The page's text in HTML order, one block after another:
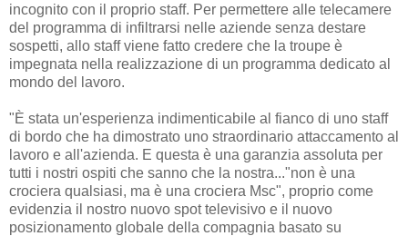
incognito con il proprio staff. Per permettere alle telecamere
del programma di infiltrarsi nelle aziende senza destare
sospetti, allo staff viene fatto credere che la troupe è
impegnata nella realizzazione di un programma dedicato al
mondo del lavoro.
"È stata un'esperienza indimenticabile al fianco di uno staff
di bordo che ha dimostrato uno straordinario attaccamento al
lavoro e all'azienda. E questa è una garanzia assoluta per
tutti i nostri ospiti che sanno che la nostra..."non è una
crociera qualsiasi, ma è una crociera Msc", proprio come
evidenzia il nostro nuovo spot televisivo e il nuovo
posizionamento globale della compagnia basato su